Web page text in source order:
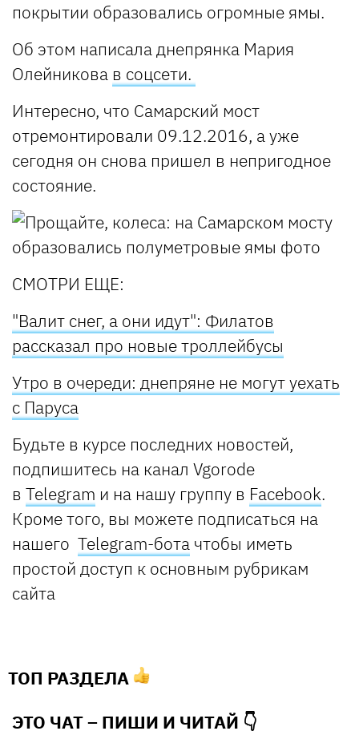
покрытии образовались огромные ямы.
Об этом написала днепрянка Мария
Олейникова в соцсети.
Интересно, что Самарский мост
отремонтировали 09.12.2016, а уже
сегодня он снова пришел в непригодное
состояние.
СМОТРИ ЕЩЕ:
"Валит снег, а они идут": Филатов
рассказал про новые троллейбусы
Утро в очереди: днепряне не могут уехать
с Паруса
Будьте в курсе последних новостей,
подпишитесь на канал Vgorode
в Telegram и на нашу группу в Facebook.
Кроме того, вы можете подписаться на
нашего Telegram-бота чтобы иметь
простой доступ к основным рубрикам
сайта
ТОП РАЗДЕЛА
ЭТО ЧАТ – ПИШИ И ЧИТАЙ 👇